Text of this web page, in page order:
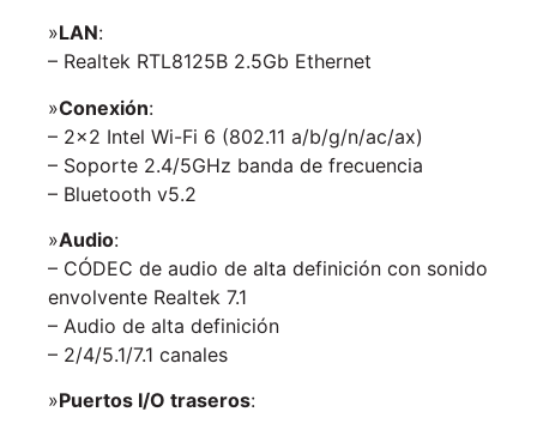
»LAN:
– Realtek RTL8125B 2.5Gb Ethernet
»Conexión:
– 2×2 Intel Wi-Fi 6 (802.11 a/b/g/n/ac/ax)
– Soporte 2.4/5GHz banda de frecuencia
– Bluetooth v5.2
»Audio:
– CÓDEC de audio de alta definición con sonido
envolvente Realtek 7.1
– Audio de alta definición
– 2/4/5.1/7.1 canales
»Puertos I/O traseros: